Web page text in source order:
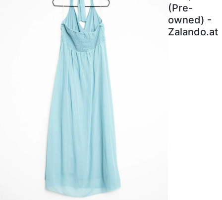
(Pre-
owned) -
Zalando.at